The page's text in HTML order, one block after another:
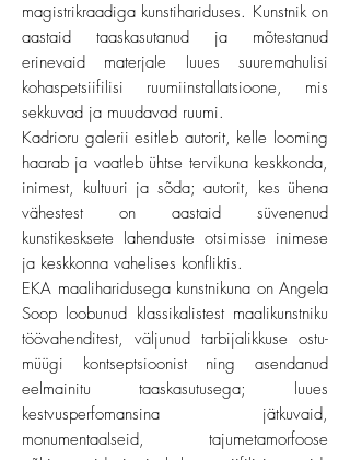
magistrikraadiga kunstihariduses. Kunstnik on
aastaid taaskasutanud ja mõtestanud
erinevaid materjale luues suuremahulisi
kohaspetsiifilisi ruumiinstallatsioone, mis
sekkuvad ja muudavad ruumi.
Kadrioru galerii esitleb autorit, kelle looming
haarab ja vaatleb ühtse tervikuna keskkonda,
inimest, kultuuri ja sõda; autorit, kes ühena
vähestest on aastaid süvenenud
kunstikesksete lahenduste otsimisse inimese
ja keskkonna vahelises konfliktis.
EKA maaliharidusega kunstnikuna on Angela
Soop loobunud klassikalistest maalikunstniku
töövahenditest, väljunud tarbijalikkuse ostu-
müügi kontseptsioonist ning asendanud
eelmainitu taaskasutusega; luues
kestvusperfomansina jätkuvaid,
monumentaalseid, tajumetamorfoose